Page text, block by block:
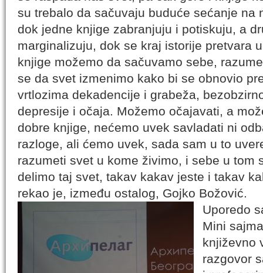
su trebalo da sačuvaju buduće sećanje na
dok jedne knjige zabranjuju i potiskuju, a
marginalizuju, dok se kraj istorije pretvara
knjige možemo da sačuvamo sebe,
se da svet izmenimo kako bi se obnovio
vrtlozima dekadencije i grabeža,
depresije i očaja. Možemo očajavati, a
dobre knjige, nećemo uvek savladati ni
razloge, ali ćemo uvek, sada sam u to
razumeti svet u kome živimo, i sebe u tom
delimo taj svet, takav kakav jeste i takav
rekao je, između ostalog, Gojko Božović.
Uporedo
Mini
književno
razgovor